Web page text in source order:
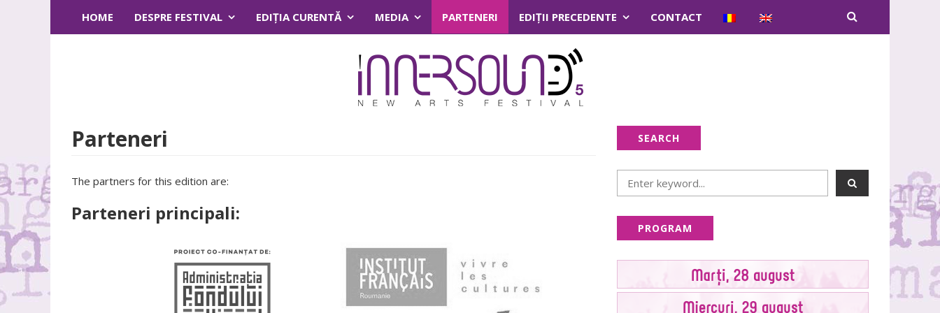
HOME DESPRE FESTIVAL EDIŢIA CURENTĂ MEDIA PARTENERI EDIŢII PRECEDENTE CONTACT
Parteneri
The partners for this edition are:
Parteneri principali:
SEARCH
PROGRAM